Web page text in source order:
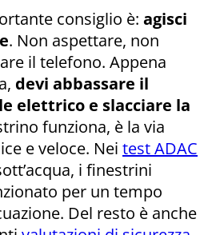
consiglio è: agisci
. Non aspettare, non
il telefono. Appena
devi abbassare il
elettrico e slacciare la
funziona, è la via
e veloce. Nei test ADAC
i finestrini
per un tempo
Del resto è anche